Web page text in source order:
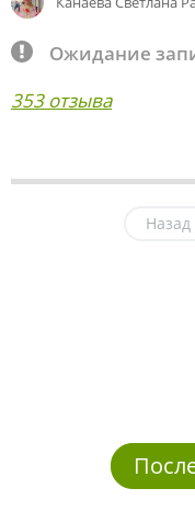
Ожидание
353 отзыва
Назад